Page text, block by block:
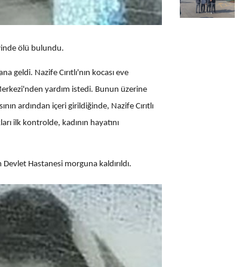
ölü bulundu.
geldi. Nazife Cırıtlı'nın kocası eve
yardım istedi. Bunun üzerine
ardından içeri girildiğinde, Nazife Cırıtlı
ilk kontrolde, kadının hayatını
Devlet Hastanesi morguna kaldırıldı.